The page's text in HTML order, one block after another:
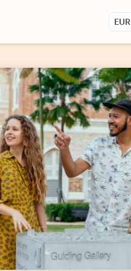
EUR